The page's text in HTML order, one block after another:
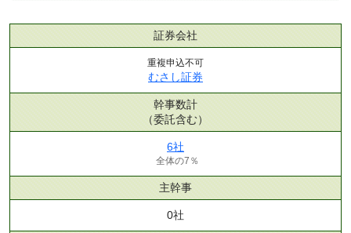
証券会社
重複申込不可
むさし証券
幹事数計
（委託含む）
6社
全体の7％
主幹事
0社